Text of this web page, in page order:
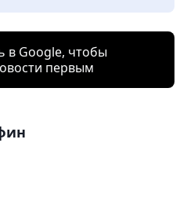
в Google, чтобы
первым